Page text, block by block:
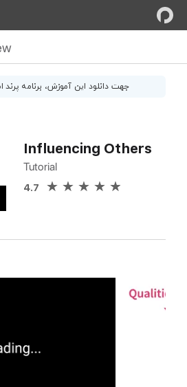
جهت دانلود این آموزش، برنامه
Influencing Others
Tutorial
4.7